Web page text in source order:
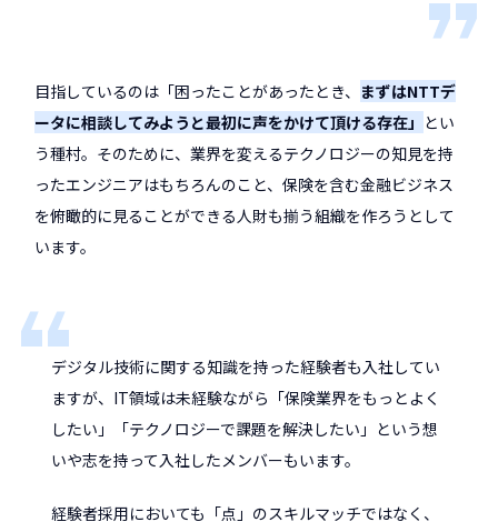
目指しているのは「困ったことがあったとき、 まずはNTTデ
ータに相談してみようと最初に声をかけて頂ける存在」 とい
う種村。そのために、業界を変えるテクノロジーの知見を持
ったエンジニアはもちろんのこと、保険を含む金融ビジネス
を俯瞰的に見ることができる人財も揃う組織を作ろうとして
います。
デジタル技術に関する知識を持った経験者も入社してい
ますが、IT領域は未経験ながら「保険業界をもっとよく
したい」「テクノロジーで課題を解決したい」という想
いや志を持って入社したメンバーもいます。
経験者採用においても「点」のスキルマッチではなく、